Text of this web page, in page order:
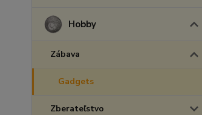
Hobby
Zábava
Gadgets
Zberateľstvo